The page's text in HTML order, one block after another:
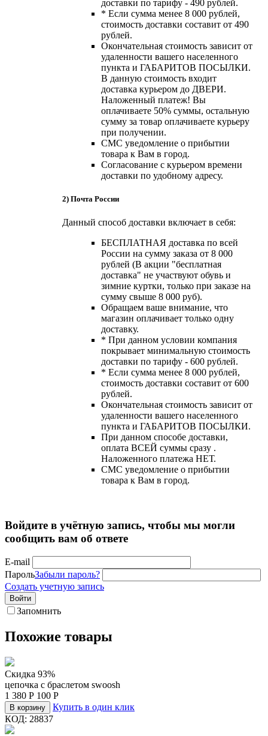
доставки по тарифу - 490 рублей.
* Если сумма менее 8 000 рублей,
стоимость доставки составит от 490
рублей.
Окончательная стоимость зависит от
удаленности вашего населенного
пункта и ГАБАРИТОВ ПОСЫЛКИ.
В данную стоимость входит
доставка курьером до ДВЕРИ.
Наложенный платеж! Вы
оплачиваете 50% суммы, остальную
сумму за товар оплачиваете курьеру
при получении.
СМС уведомление о прибытии
товара к Вам в город.
Согласование с курьером времени
доставки по удобному адресу.
2) Почта России
Данный способ доставки включает в себя:
БЕСПЛАТНАЯ доставка по всей
России на сумму заказа от 8 000
рублей (В акции "бесплатная
доставка" не участвуют обувь и
зимние куртки, только при заказе на
сумму свыше 8 000 руб).
Обращаем ваше внимание, что
магазин оплачивает только одну
доставку.
* При данном условии компания
покрывает минимальную стоимость
доставки по тарифу - 600 рублей.
* Если сумма менее 8 000 рублей,
стоимость доставки составит от 600
рублей.
Окончательная стоимость зависит от
удаленности вашего населенного
пункта и ГАБАРИТОВ ПОСЫЛКИ.
При данном способе доставки,
оплата ВСЕЙ суммы сразу .
Наложенного платежа НЕТ.
СМС уведомление о прибытии
товара к Вам в город.
Войдите в учётную запись, чтобы мы могли
сообщить вам об ответе
E-mail
ПарольЗабыли пароль?
Создать учетную запись
Войти
Запомнить
Похожие товары
Скидка 93%
цепочка c браслетом swoosh
1 380 Р 100 Р
В корзину
Купить в один клик
КОД: 28837